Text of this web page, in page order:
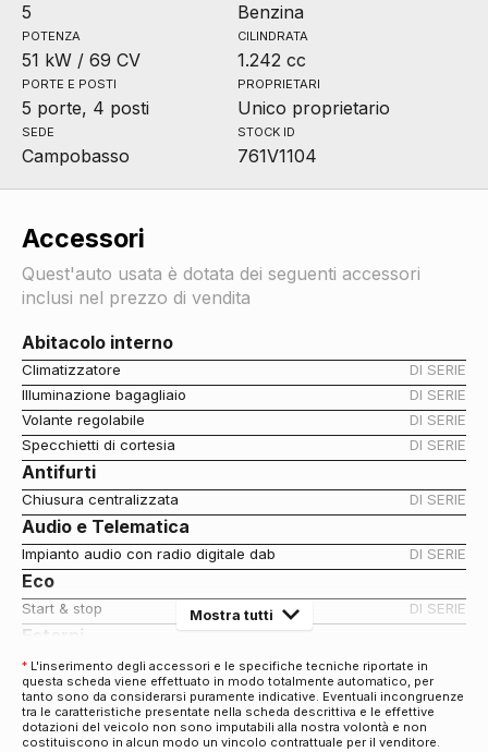
5 Benzina
POTENZA
51 kW / 69 CV
CILINDRATA
1.242 cc
PORTE E POSTI
5 porte, 4 posti
PROPRIETARI
Unico proprietario
SEDE
Campobasso
STOCK ID
761V1104
Accessori
Quest'auto usata è dotata dei seguenti accessori
inclusi nel prezzo di vendita
Abitacolo interno
Climatizzatore
DI SERIE
Illuminazione bagagliaio
DI SERIE
Volante regolabile
DI SERIE
Specchietti di cortesia
DI SERIE
Antifurti
Chiusura centralizzata DI SERIE
Audio e Telematica
Impianto audio con radio digitale dab DI SERIE
Eco
Start & stop DI SERIE
Esterni
Paraurti in tinta
DI SERIE
Specchietti retrovisori colorati
DI SERIE
Copriruota
DI SERIE
Specchietti retrovisori regolabili
DI SERIE
Mostra tutti
* L'inserimento degli accessori e le specifiche tecniche riportate in
questa scheda viene effettuato in modo totalmente automatico, per
tanto sono da considerarsi puramente indicative. Eventuali incongruenze
tra le caratteristiche presentate nella scheda descrittiva e le effettive
dotazioni del veicolo non sono imputabili alla nostra volontà e non
costituiscono in alcun modo un vincolo contrattuale per il venditore.